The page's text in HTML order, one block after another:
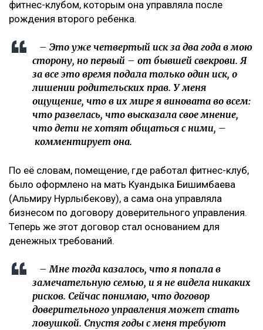
фитнес-клубом, которым она управляла после
рождения второго ребенка.
– Это уже четвертый иск за два года в мою
сторону, но первый – от бывшей свекрови. Я
за все это время подала только один иск, о
лишении родительских прав. У меня
ощущение, что в их мире я виновата во всем:
что развелась, что высказала свое мнение,
что дети не хотят общаться с ними, –
комментирует она.
По её словам, помещение, где работал фитнес-клуб,
было оформлено на мать Куандыка Бишимбаева
(Альмиру Нурлыбекову), а сама она управляла
бизнесом по договору доверительного управления.
Теперь же этот договор стал основанием для
денежных требований.
– Мне тогда казалось, что я попала в
замечательную семью, и я не видела никаких
рисков. Сейчас понимаю, что договор
доверительного управления может стать
ловушкой. Спустя годы с меня требуют